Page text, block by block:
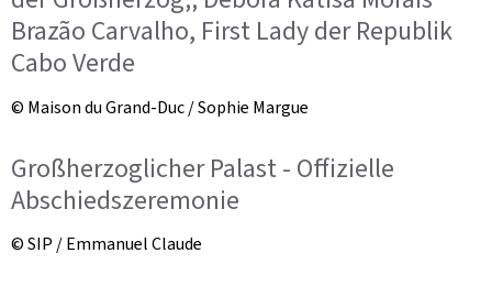
Brazão Carvalho, First Lady der Republik
Cabo Verde
© Maison du Grand-Duc / Sophie Margue
Großherzoglicher Palast - Offizielle
Abschiedszeremonie
© SIP / Emmanuel Claude